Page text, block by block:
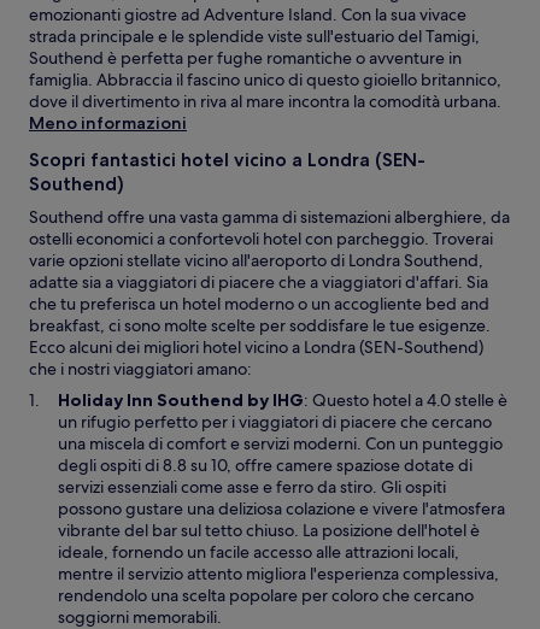
emozionanti giostre ad Adventure Island. Con la sua vivace
strada principale e le splendide viste sull'estuario del Tamigi,
Southend è perfetta per fughe romantiche o avventure in
famiglia. Abbraccia il fascino unico di questo gioiello britannico,
dove il divertimento in riva al mare incontra la comodità urbana.
Meno informazioni
Scopri fantastici hotel vicino a Londra (SEN-
Southend)
Southend offre una vasta gamma di sistemazioni alberghiere, da
ostelli economici a confortevoli hotel con parcheggio. Troverai
varie opzioni stellate vicino all'aeroporto di Londra Southend,
adatte sia a viaggiatori di piacere che a viaggiatori d'affari. Sia
che tu preferisca un hotel moderno o un accogliente bed and
breakfast, ci sono molte scelte per soddisfare le tue esigenze.
Ecco alcuni dei migliori hotel vicino a Londra (SEN-Southend)
che i nostri viaggiatori amano:
Holiday Inn Southend by IHGA
p
e
r
t
u
r
a
i
n
: Questo hotel a 4.0 stelle è
un rifugio perfetto per i viaggiatori di piacere che cercano
una miscela di comfort e servizi moderni. Con un punteggio
degli ospiti di 8.8 su 10, offre camere spaziose dotate di
servizi essenziali come asse e ferro da stiro. Gli ospiti
possono gustare una deliziosa colazione e vivere l'atmosfera
vibrante del bar sul tetto chiuso. La posizione dell'hotel è
ideale, fornendo un facile accesso alle attrazioni locali,
mentre il servizio attento migliora l'esperienza complessiva,
rendendolo una scelta popolare per coloro che cercano
soggiorni memorabili.